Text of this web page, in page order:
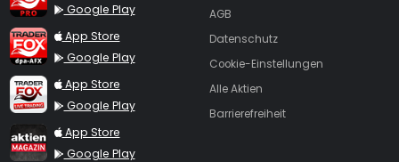
Google Play
TraderFox dpa-AFX ProFeed
App Store
Google Play
TraderFox Live Trading
App Store
Google Play
TraderFox aktien Magazin
App Store
Google Play
AGB
Datenschutz
Cookie-Einstellungen
Alle Aktien
Barrierefreiheit